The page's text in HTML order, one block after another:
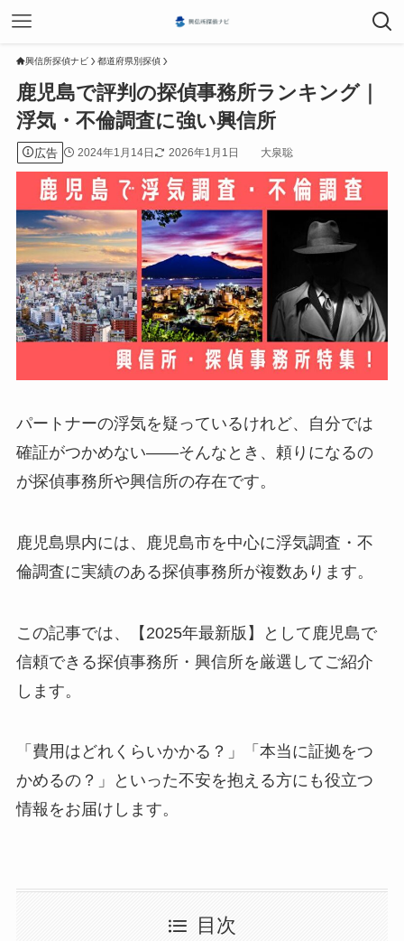
興信所探偵ナビ 都道府県別探偵
鹿児島で評判の探偵事務所ランキング｜
浮気・不倫調査に強い興信所
広告 2024年1月14日 2026年1月1日 大泉聡
パートナーの浮気を疑っているけれど、自分では
確証がつかめない——そんなとき、頼りになるの
が探偵事務所や興信所の存在です。
鹿児島県内には、鹿児島市を中心に浮気調査・不
倫調査に実績のある探偵事務所が複数あります。
この記事では、【2025年最新版】として鹿児島で
信頼できる探偵事務所・興信所を厳選してご紹介
します。
「費用はどれくらいかかる？」「本当に証拠をつ
かめるの？」といった不安を抱える方にも役立つ
情報をお届けします。
目次